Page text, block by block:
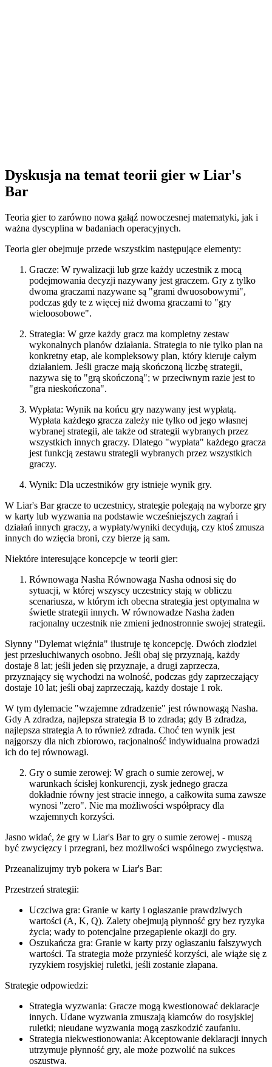
Dyskusja na temat teorii gier w Liar's
Bar
Teoria gier to zarówno nowa gałąź nowoczesnej matematyki, jak i
ważna dyscyplina w badaniach operacyjnych.
Teoria gier obejmuje przede wszystkim następujące elementy:
Gracze: W rywalizacji lub grze każdy uczestnik z mocą
podejmowania decyzji nazywany jest graczem. Gry z tylko
dwoma graczami nazywane są "grami dwuosobowymi",
podczas gdy te z więcej niż dwoma graczami to "gry
wieloosobowe".
Strategia: W grze każdy gracz ma kompletny zestaw
wykonalnych planów działania. Strategia to nie tylko plan na
konkretny etap, ale kompleksowy plan, który kieruje całym
działaniem. Jeśli gracze mają skończoną liczbę strategii,
nazywa się to "grą skończoną"; w przeciwnym razie jest to
"gra nieskończona".
Wypłata: Wynik na końcu gry nazywany jest wypłatą.
Wypłata każdego gracza zależy nie tylko od jego własnej
wybranej strategii, ale także od strategii wybranych przez
wszystkich innych graczy. Dlatego "wypłata" każdego gracza
jest funkcją zestawu strategii wybranych przez wszystkich
graczy.
Wynik: Dla uczestników gry istnieje wynik gry.
W Liar's Bar gracze to uczestnicy, strategie polegają na wyborze gry
w karty lub wyzwania na podstawie wcześniejszych zagrań i
działań innych graczy, a wypłaty/wyniki decydują, czy ktoś zmusza
innych do wzięcia broni, czy bierze ją sam.
Niektóre interesujące koncepcje w teorii gier:
Równowaga Nasha Równowaga Nasha odnosi się do
sytuacji, w której wszyscy uczestnicy stają w obliczu
scenariusza, w którym ich obecna strategia jest optymalna w
świetle strategii innych. W równowadze Nasha żaden
racjonalny uczestnik nie zmieni jednostronnie swojej strategii.
Słynny "Dylemat więźnia" ilustruje tę koncepcję. Dwóch złodziei
jest przesłuchiwanych osobno. Jeśli obaj się przyznają, każdy
dostaje 8 lat; jeśli jeden się przyznaje, a drugi zaprzecza,
przyznający się wychodzi na wolność, podczas gdy zaprzeczający
dostaje 10 lat; jeśli obaj zaprzeczają, każdy dostaje 1 rok.
W tym dylemacie "wzajemne zdradzenie" jest równowagą Nasha.
Gdy A zdradza, najlepsza strategia B to zdrada; gdy B zdradza,
najlepsza strategia A to również zdrada. Choć ten wynik jest
najgorszy dla nich zbiorowo, racjonalność indywidualna prowadzi
ich do tej równowagi.
Gry o sumie zerowej: W grach o sumie zerowej, w
warunkach ścisłej konkurencji, zysk jednego gracza
dokładnie równy jest stracie innego, a całkowita suma zawsze
wynosi "zero". Nie ma możliwości współpracy dla
wzajemnych korzyści.
Jasno widać, że gry w Liar's Bar to gry o sumie zerowej - muszą
być zwycięzcy i przegrani, bez możliwości wspólnego zwycięstwa.
Przeanalizujmy tryb pokera w Liar's Bar:
Przestrzeń strategii:
Uczciwa gra: Granie w karty i ogłaszanie prawdziwych
wartości (A, K, Q). Zalety obejmują płynność gry bez ryzyka
życia; wady to potencjalne przegapienie okazji do gry.
Oszukańcza gra: Granie w karty przy ogłaszaniu fałszywych
wartości. Ta strategia może przynieść korzyści, ale wiąże się z
ryzykiem rosyjskiej ruletki, jeśli zostanie złapana.
Strategie odpowiedzi:
Strategia wyzwania: Gracze mogą kwestionować deklaracje
innych. Udane wyzwania zmuszają kłamców do rosyjskiej
ruletki; nieudane wyzwania mogą zaszkodzić zaufaniu.
Strategia niekwestionowania: Akceptowanie deklaracji innych
utrzymuje płynność gry, ale może pozwolić na sukces
oszustwa.